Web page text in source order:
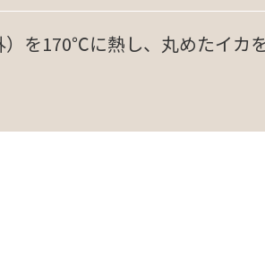
）を170℃に熱し、丸めたイカ